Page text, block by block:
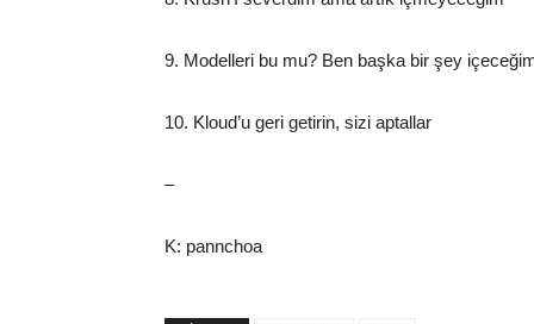
9. Modelleri bu mu? Ben başka bir şey
10. Kloud’u geri getirin, sizi aptallar
–
K: pannchoa